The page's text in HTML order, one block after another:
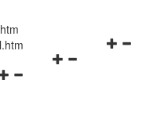
Navigationsmenü